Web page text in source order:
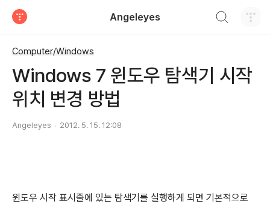
Angeleyes
Computer/Windows
Windows 7 윈도우 탐색기 시작
위치 변경 방법
Angeleyes 2012. 5. 15. 12:08
윈도우 시작 표시줄에 있는 탐색기를 실행하게 되면 기본적으로